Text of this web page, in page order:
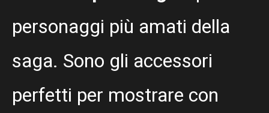
personaggi più amati della
saga. Sono gli accessori
perfetti per mostrare con